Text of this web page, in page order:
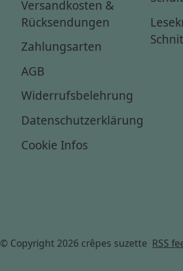
Versandkosten &
Rücksendungen
Zahlungsarten
AGB
Widerrufsbelehrung
Datenschutzerklärung
Cookie Infos
© Copyright 2026 crêpes suzette RSS